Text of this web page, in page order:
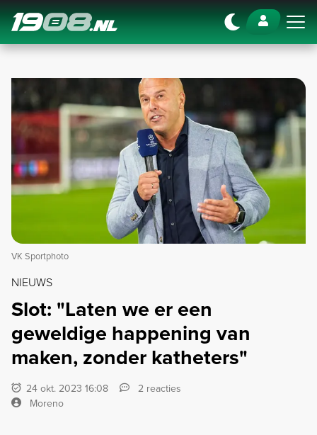
Navigation
VK Sportphoto
NIEUWS
Slot: "Laten we er een
geweldige happening van
maken, zonder katheters"
24 okt. 2023 16:08
2 reacties
Moreno